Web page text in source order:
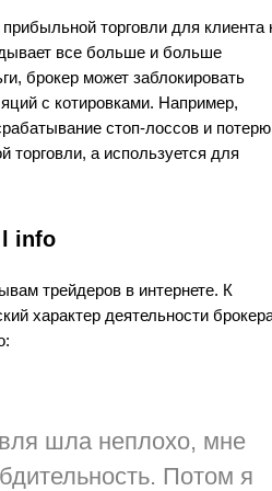
торговли для клиента
все больше и больше
брокер может заблокировать
с котировками. Например,
стоп-лоссов и потерю
торговли, а используется для
l info
трейдеров в интернете. К
характер деятельности
шла неплохо, мне
Потом я